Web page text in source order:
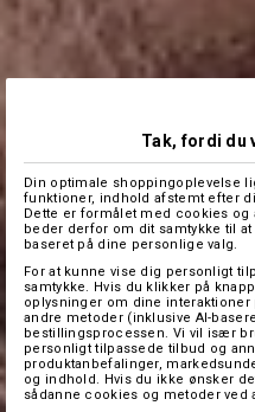
Tak, fordi du
Din optimale shoppingoplevelse
funktioner, indhold afstemt efter
Dette er formålet med cookies og
beder derfor om dit samtykke til
baseret på dine personlige valg.
For at kunne vise dig personligt
samtykke. Hvis du klikker på
oplysninger om dine
andre metoder (inklusive AI-
bestillingsprocessen. Vi vil især
personligt tilpassede tilbud og
produktanbefalinger,
og indhold. Hvis du ikke ønsker
sådanne cookies og metoder ved